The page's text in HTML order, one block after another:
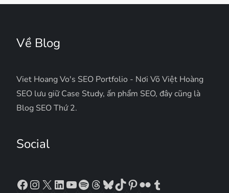
Về Blog
Viet Hoang Vo's SEO Portfolio - Nơi Võ Việt Hoàng
SEO lưu giữ Case Study, ấn phẩm SEO, đây cũng là
Blog SEO Thứ 2.
Social
Facebook
Instagram
X LinkedIn
YouTube
Spotify
Threads
Bluesky
TikTok
Pinterest
Flickr